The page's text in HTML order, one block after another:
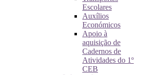
Escolares
Auxílios
Económicos
Apoio à
aquisição de
Cadernos de
Atividades do 1º
CEB